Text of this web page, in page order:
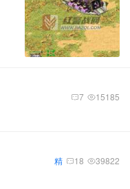
15185
7
39822
18
精